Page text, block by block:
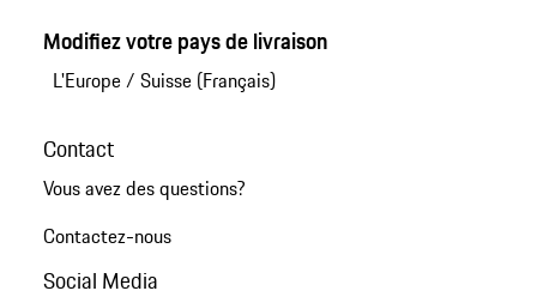
Modifiez votre pays de livraison
L'Europe/ Suisse (Français)
Contact
Vous avez des questions?
Contactez-nous
Social Media